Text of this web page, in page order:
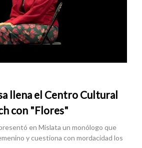
llena el Centro Cultural
con "Flores"
en Mislata un monólogo que
y cuestiona con mordacidad los